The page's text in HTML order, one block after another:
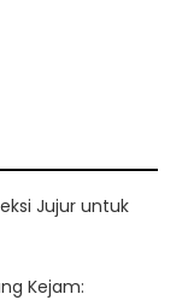
Jujur untuk
Kejam: